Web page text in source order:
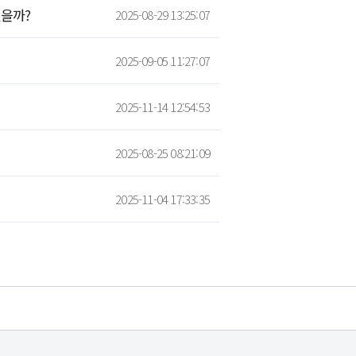
까? 2025-08-29 13:25:07
2025-09-05 11:27:07
2025-11-14 12:54:53
2025-08-25 08:21:09
2025-11-04 17:33:35